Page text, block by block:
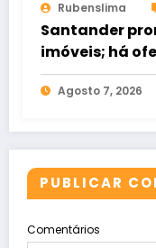
Rubenslima
Santander
imóveis; há
Agosto 7, 2026
PUBLICAR
Comentários